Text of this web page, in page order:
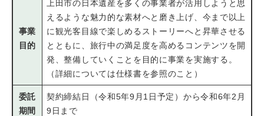
事業
目的
上田市の日本遺産を多くの事業者が活用しようと思
えるような魅力的な素材へと磨き上げ、今まで以上
に観光客目線で楽しめるストーリーへと昇華させる
とともに、旅行中の満足度を高めるコンテンツを開
発、整備していくことを目的に事業を実施する。
（詳細については仕様書を参照のこと）
委託
期間
契約締結日（令和5年9月1日予定）から令和6年2月
9日まで